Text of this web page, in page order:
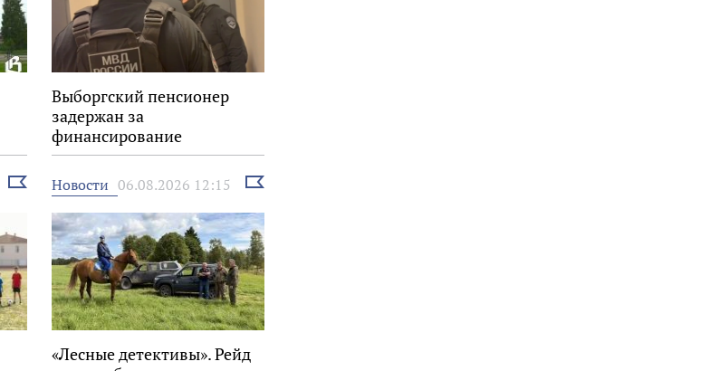
Выборгский пенсионер
задержан за
финансирование
экстремизма
Выбрать
новость
Новости 06.08.2026 12:15
Выбрать
«Лесные детективы». Рейд